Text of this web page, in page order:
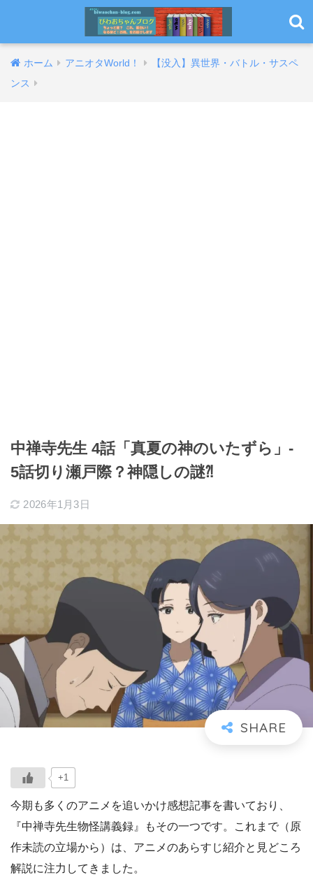
ホーム アニオタWorld！
【没入】異世界・バトル・サスペ
ンス
中禅寺先生 4話「真夏の神のいたずら」-
5話切り瀬戸際？神隠しの謎⁈
2026年1月3日
+1
今期も多くのアニメを追いかけ感想記事を書いており、
『中禅寺先生物怪講義録』もその一つです。これまで（原
作未読の立場から）は、アニメのあらすじ紹介と見どころ
解説に注力してきました。